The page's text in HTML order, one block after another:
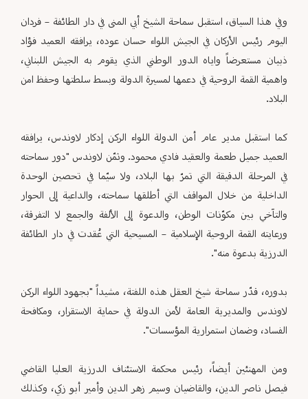
وفي هذا السياق، استقبل سماحة الشيخ أبي المنى في دار الطائفة – فردان
اليوم رئيس الأركان في الجيش اللواء حسان عوده، يرافقه العميد فؤاد
ذبيان مستعرضاً واياه الدور الوطني الذي يقوم به الجيش اللبناني،
واهمية القمة الروحية في دعمها لمسيرة الدولة وبسط سلطتها وحفظ امن
البلاد.
كما استقبل مدير عام أمن الدولة اللواء الركن إدكار لاوندس، يرافقه
العميد جميل طعمة والعقيد فادي محمود. وثمّن لاوندس "دور سماحته
في المرحلة الدقيقة التي تمرّ بها البلاد، ولا سيّما في تحصين الوحدة
الداخلية من خلال المواقف التي أطلقها سماحته، والداعية إلى الحوار
والتآخي بين مكوّنات الوطن، والدعوة إلى الألفة والجمع لا التفرقة،
ورعايته القمة الروحية الإسلامية – المسيحية التي عُقدت في دار الطائفة
الدرزية بدعوة منه".
بدوره، قدّر سماحة شيخ العقل هذه اللفتة، مشيداً "بجهود اللواء الركن
لاوندس والمديرية العامة لأمن الدولة في حماية الاستقرار، ومكافحة
الفساد، وضمان استمرارية المؤسسات".
ومن المهنئين أيضاً، رئيس محكمة الاستئناف الدرزية العليا القاضي
فيصل ناصر الدين، والقاضيان وسيم زهر الدين وأمير أبو زكي، وكذلك